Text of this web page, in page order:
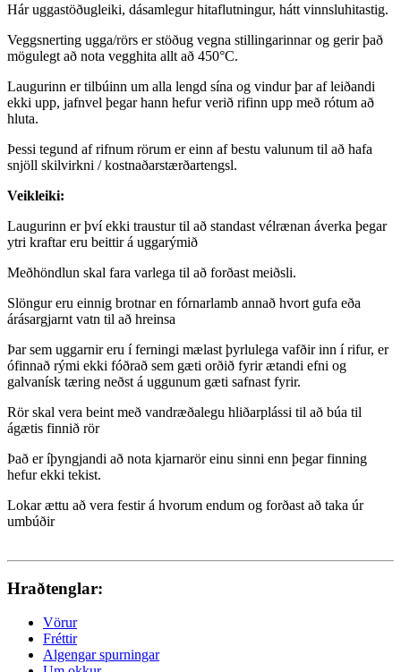
Hár uggastöðugleiki, dásamlegur hitaflutningur, hátt vinnsluhitastig.
Veggsnerting ugga/rörs er stöðug vegna stillingarinnar og gerir það
mögulegt að nota vegghita allt að 450°C.
Laugurinn er tilbúinn um alla lengd sína og vindur þar af leiðandi
ekki upp, jafnvel þegar hann hefur verið rifinn upp með rótum að
hluta.
Þessi tegund af rifnum rörum er einn af bestu valunum til að hafa
snjöll skilvirkni / kostnaðarstærðartengsl.
Veikleiki:
Laugurinn er því ekki traustur til að standast vélrænan áverka þegar
ytri kraftar eru beittir á uggarýmið
Meðhöndlun skal fara varlega til að forðast meiðsli.
Slöngur eru einnig brotnar en fórnarlamb annað hvort gufa eða
árásargjarnt vatn til að hreinsa
Þar sem uggarnir eru í ferningi mælast þyrlulega vafðir inn í rifur, er
ófinnað rými ekki fóðrað sem gæti orðið fyrir ætandi efni og
galvanísk tæring neðst á uggunum gæti safnast fyrir.
Rör skal vera beint með vandræðalegu hliðarplássi til að búa til
ágætis finnið rör
Það er íþyngjandi að nota kjarnarör einu sinni enn þegar finning
hefur ekki tekist.
Lokar ættu að vera festir á hvorum endum og forðast að taka úr
umbúðir
Hraðtenglar:
Vörur
Fréttir
Algengar spurningar